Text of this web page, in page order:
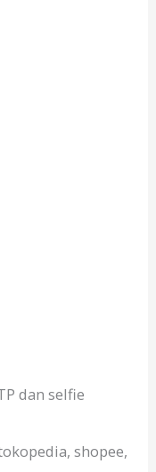
dan selfie
shopee,